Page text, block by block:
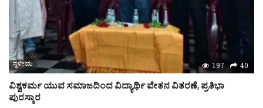
ಸ್ಥಳೀಯ 197 40
ವಿಶ್ವಕರ್ಮ ಯುವ ಸಮಾಜದಿಂದ ವಿದ್ಯಾರ್ಥಿ ವೇತನ ವಿತರಣೆ, ಪ್ರತಿಭಾ
ಪುರಸ್ಕಾರ